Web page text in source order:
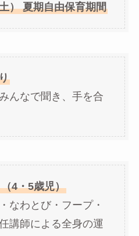
） 夏期自由保育期間
んなで聞き、手を合
4・5歳児）
なわとび・フープ・
講師による全身の運